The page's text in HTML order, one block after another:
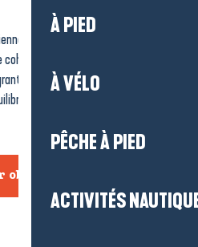
À PIED
À VÉLO
PÊCHE À PIED
ACTIVITÉS
même une étape clé pour les
cohabitation entre activité salicole
du site et donne aux marais
permanent entre nature et
observer des oiseaux